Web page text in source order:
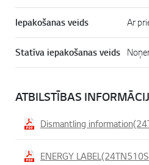
Iepakošanas veids Ar
Statīva iepakošanas veids
ATBILSTĪBAS
Dismantling
ENERGY
Online Chat